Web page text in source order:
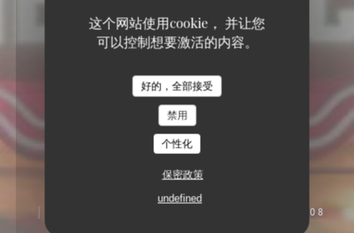
这个网站使用cookie， 并让您
可以控制想要激活的内容。
好的，全部接受
禁用
个性化
保密政策
undefined
122 AVENUE DES CHAMPS-ÉLYSÉES 75008